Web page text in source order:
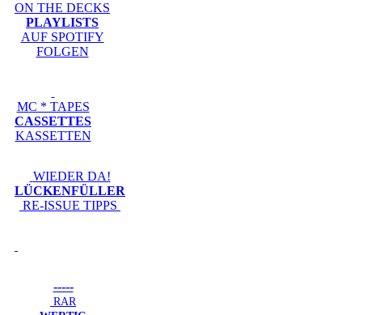
ON THE DECKS
PLAYLISTS
AUF SPOTIFY
FOLGEN
MC * TAPES
CASSETTES
KASSETTEN
WIEDER DA!
LÜCKENFÜLLER
RE-ISSUE TIPPS
-----
RAR